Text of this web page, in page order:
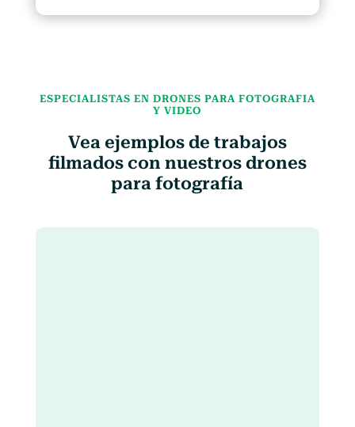
ESPECIALISTAS EN DRONES PARA FOTOGRAFIA
Y VIDEO
Vea ejemplos de trabajos
filmados con nuestros drones
para fotografía